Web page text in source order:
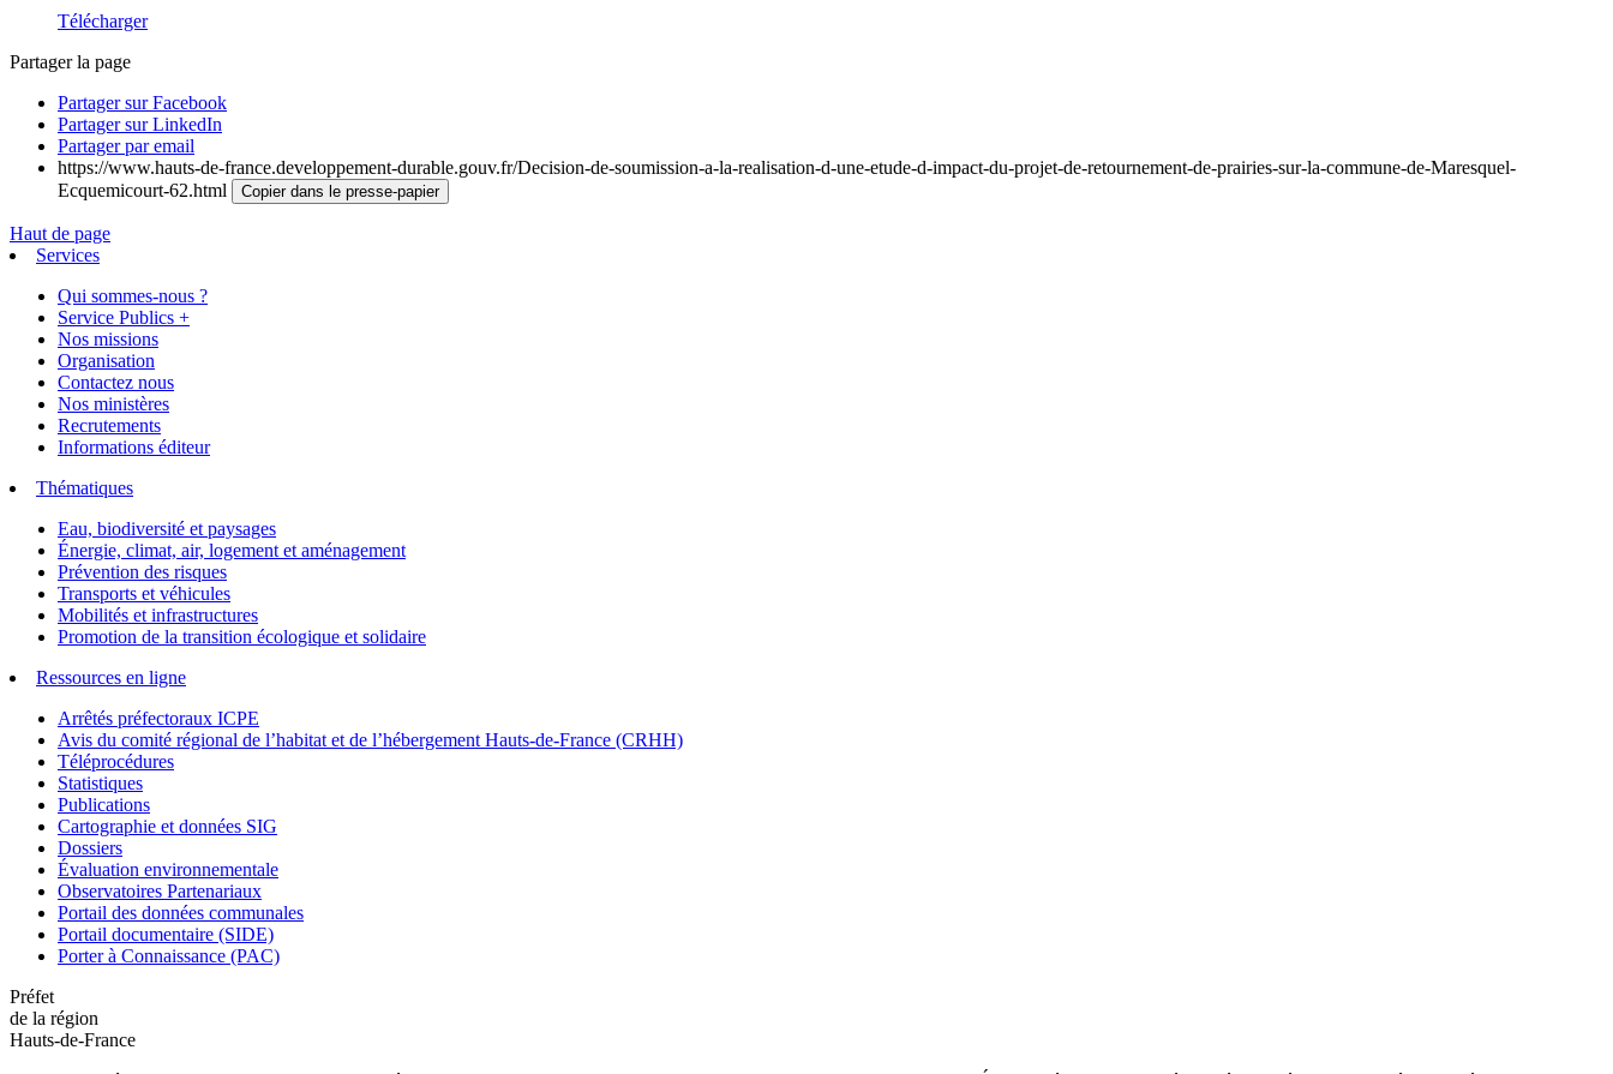
Télécharger
Partager la page
Partager sur Facebook
Partager sur LinkedIn
Partager par email
https://www.hauts-de-france.developpement-durable.gouv.fr/Decision-de-soumission-a-la-realisation-d-une-etude-d-impact-du-projet-de-retournement-de-prairies-sur-la-commune-de-Maresquel-
Ecquemicourt-62.html
Copier dans le presse-papier
Haut de page
Services
Qui sommes-nous ?
Service Publics +
Nos missions
Organisation
Contactez nous
Nos ministères
Recrutements
Informations éditeur
Thématiques
Eau, biodiversité et paysages
Énergie, climat, air, logement et aménagement
Prévention des risques
Transports et véhicules
Mobilités et infrastructures
Promotion de la transition écologique et solidaire
Ressources en ligne
Arrêtés préfectoraux ICPE
Avis du comité régional de l’habitat et de l’hébergement Hauts-de-France (CRHH)
Téléprocédures
Statistiques
Publications
Cartographie et données SIG
Dossiers
Évaluation environnementale
Observatoires Partenariaux
Portail des données communales
Portail documentaire (SIDE)
Porter à Connaissance (PAC)
Préfet
de la région
Hauts-de-France